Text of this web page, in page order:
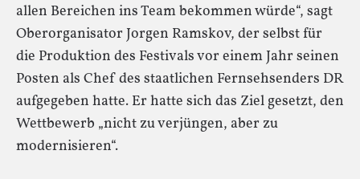
allen Bereichen ins Team bekommen würde“, sagt
Oberorganisator Jorgen Ramskov, der selbst für
die Produktion des Festivals vor einem Jahr seinen
Posten als Chef des staatlichen Fernsehsenders DR
aufgegeben hatte. Er hatte sich das Ziel gesetzt, den
Wettbewerb „nicht zu verjüngen, aber zu
modernisieren“.